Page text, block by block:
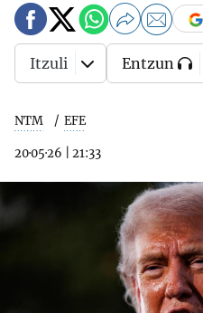
NTM EFE
20·05·26 21:33
Itzuli Entzun